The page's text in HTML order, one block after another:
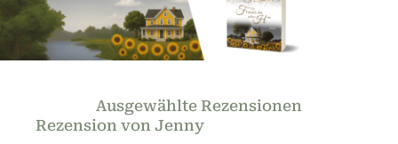
Ausgewählte Rezensionen
Rezension von Jenny